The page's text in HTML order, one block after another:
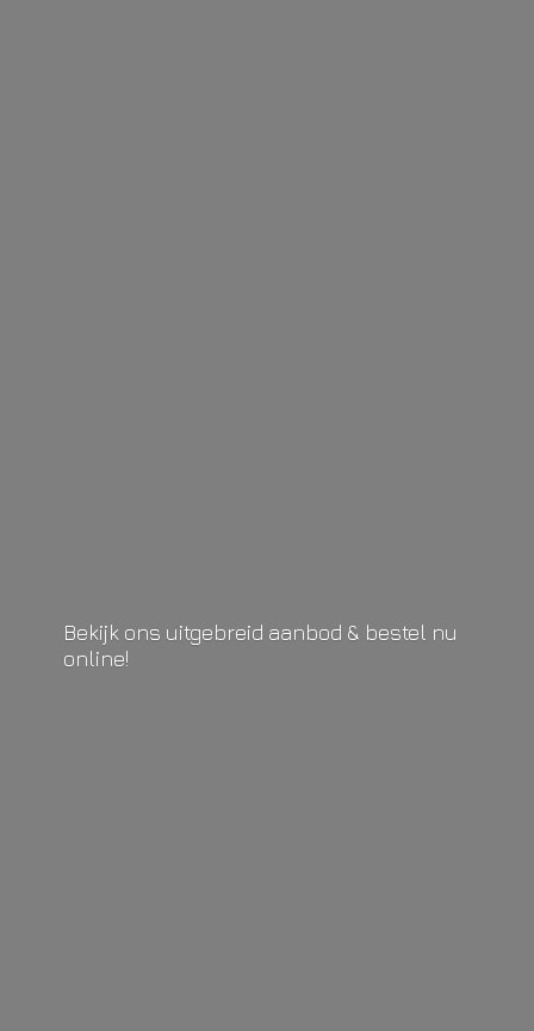
Bekijk ons uitgebreid aanbod & bestel nu
online!